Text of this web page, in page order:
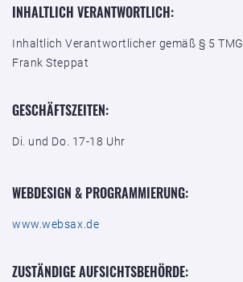
INHALTLICH VERANTWORTLICH:
Inhaltlich Verantwortlicher gemäß § 5 TMG
Frank Steppat
GESCHÄFTSZEITEN:
Di. und Do. 17-18 Uhr
WEBDESIGN & PROGRAMMIERUNG:
www.websax.de
ZUSTÄNDIGE AUFSICHTSBEHÖRDE: